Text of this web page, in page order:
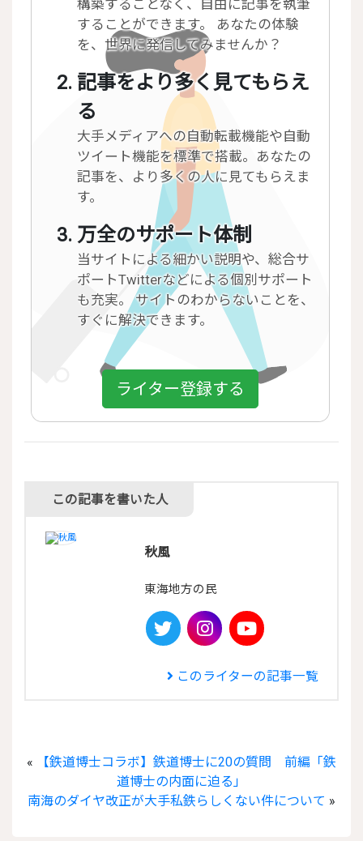
構築することなく、自由に記事を執筆
することができます。 あなたの体験
を、世界に発信してみませんか？
記事をより多く見てもらえ
る
大手メディアへの自動転載機能や自動
ツイート機能を標準で搭載。あなたの
記事を、より多くの人に見てもらえま
す。
万全のサポート体制
当サイトによる細かい説明や、総合サ
ポートTwitterなどによる個別サポート
も充実。 サイトのわからないことを、
すぐに解決できます。
ライター登録する
この記事を書いた人
秋風
東海地方の民

このライターの記事一覧
«
【鉄道博士コラボ】鉄道博士に20の質問 前編「鉄
道博士の内面に迫る」
南海のダイヤ改正が大手私鉄らしくない件について »